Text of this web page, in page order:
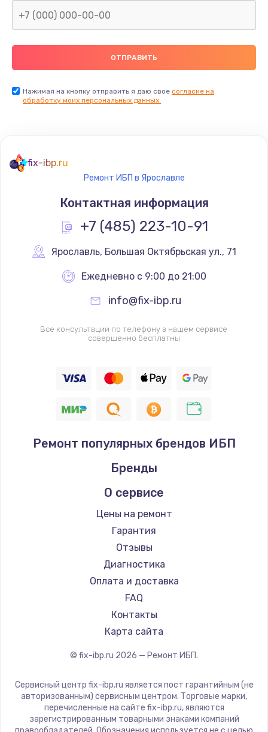
Нажимая на кнопку отправить я даю свое согласие на
обработку моих персональных данных.
fix-ibp.ru
Ремонт ИБП в Ярославле
Контактная информация
+7 (485) 223-10-91
Ярославль, Большая Октябрьская ул., 71
Ежедневно с 9:00 до 21:00
info@fix-ibp.ru
Все консультации по телефону в нашем сервисе
совершенно бесплатны
Ремонт популярных брендов ИБП
Бренды
О сервисе
Цены на ремонт
Гарантия
Отзывы
Диагностика
Оплата и доставка
FAQ
Контакты
Карта сайта
© fix-ibp.ru 2026 — Ремонт ИБП.
Сервисный центр fix-ibp.ru является пост гарантийным (не
авторизованным) сервисным центром. Торговые марки,
перечисленные на сайте fix-ibp.ru, являются
зарегистрированным товарными знаками компаний